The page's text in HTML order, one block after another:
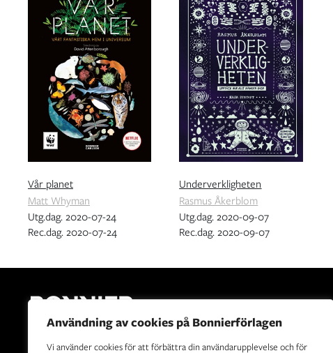
Användning av cookies på Bonnierförlagen
Vi använder cookies för att förbättra din användarupplevelse och för
Vår planet
Matt Whyman
Utg.dag. 2020-07-24
Rec.dag. 2020-07-24
Underverkligheten
Rasmus Åkerblom
Utg.dag. 2020-09-07
Rec.dag. 2020-09-07